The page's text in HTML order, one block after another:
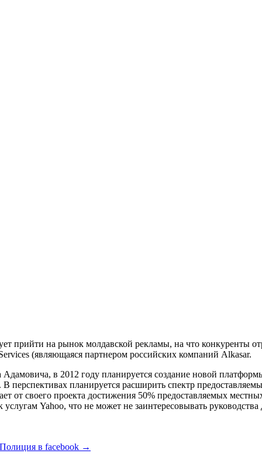
прийти на рынок молдавской рекламы, на что конкуренты
(являющаяся партнером российских компаний Alkasar.
в 2012 году планируется создание новой
планируется расширить спектр
от своего проекта достижения 50% предоставляемых
Yahoo, что не может не заинтересовывать
Полиция в facebook →